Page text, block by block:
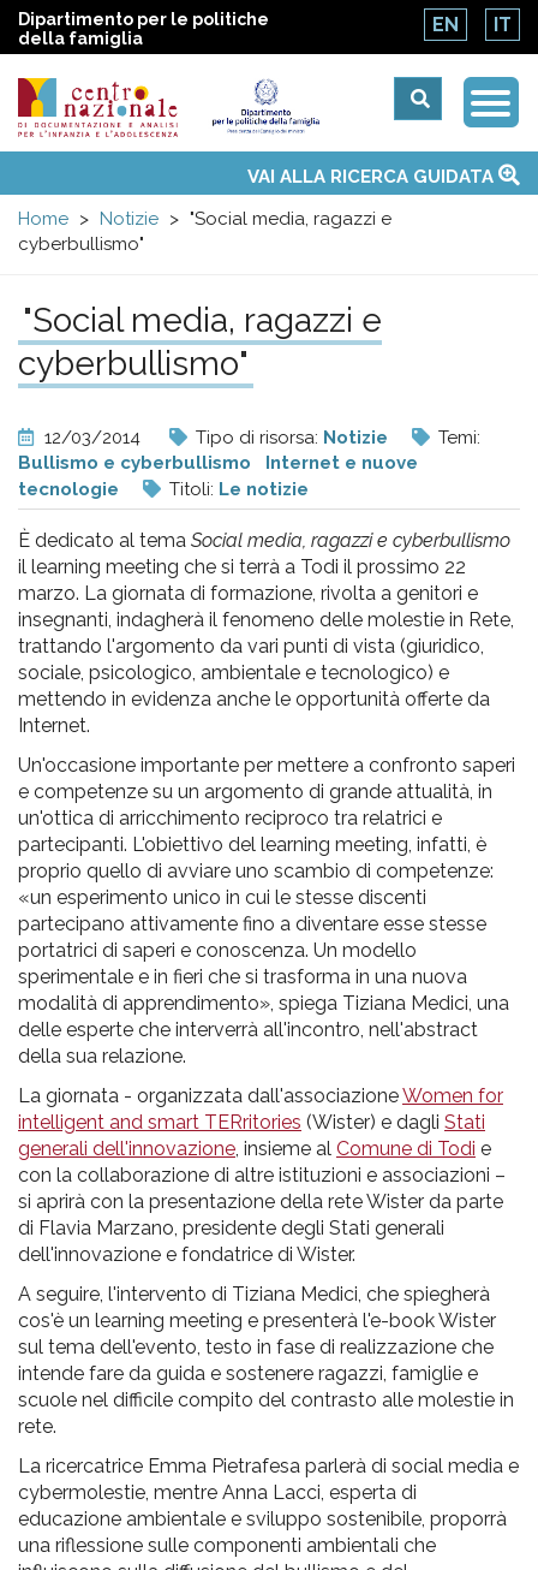
Dipartimento per le politiche
della famiglia
EN IT
Centro
nazionale
di
Documentazione
e
analisi
pr
l'infanzia
e
l'adolescenza
menu
Temi
Attività
Convenzione ONUVAI ALLA RICERCA GUIDATA
Home
Notizie
"Social media, ragazzi e
cyberbullismo"
"Social media, ragazzi e
cyberbullismo"
12/03/2014 Tipo di risorsa: Notizie
Temi:
Bullismo e cyberbullismo
Internet e nuove
tecnologie
Titoli: Le notizie
È dedicato al tema Social media, ragazzi e cyberbullismo
il learning meeting che si terrà a Todi il prossimo 22
marzo. La giornata di formazione, rivolta a genitori e
insegnanti, indagherà il fenomeno delle molestie in Rete,
trattando l'argomento da vari punti di vista (giuridico,
sociale, psicologico, ambientale e tecnologico) e
mettendo in evidenza anche le opportunità offerte da
Internet.
Un'occasione importante per mettere a confronto saperi
e competenze su un argomento di grande attualità, in
un'ottica di arricchimento reciproco tra relatrici e
partecipanti. L'obiettivo del learning meeting, infatti, è
proprio quello di avviare uno scambio di competenze:
«un esperimento unico in cui le stesse discenti
partecipano attivamente fino a diventare esse stesse
portatrici di saperi e conoscenza. Un modello
sperimentale e in fieri che si trasforma in una nuova
modalità di apprendimento», spiega Tiziana Medici, una
delle esperte che interverrà all'incontro, nell'abstract
della sua relazione.
La giornata - organizzata dall'associazioneWomen for
intelligent and smart TERritories (Wister) e dagli Stati
generali dell'innovazione, insieme al Comune di Todi e
con la collaborazione di altre istituzioni e associazioni –
si aprirà con la presentazione della rete Wister da parte
di Flavia Marzano, presidente degli Stati generali
dell'innovazione e fondatrice di Wister.
A seguire, l'intervento di Tiziana Medici, che spiegherà
cos'è un learning meeting e presenterà l'e-book Wister
sul tema dell'evento, testo in fase di realizzazione che
intende fare da guida e sostenere ragazzi, famiglie e
scuole nel difficile compito del contrasto alle molestie in
rete.
La ricercatrice Emma Pietrafesa parlerà di social media e
cybermolestie, mentre Anna Lacci, esperta di
educazione ambientale e sviluppo sostenibile, proporrà
una riflessione sulle componenti ambientali che